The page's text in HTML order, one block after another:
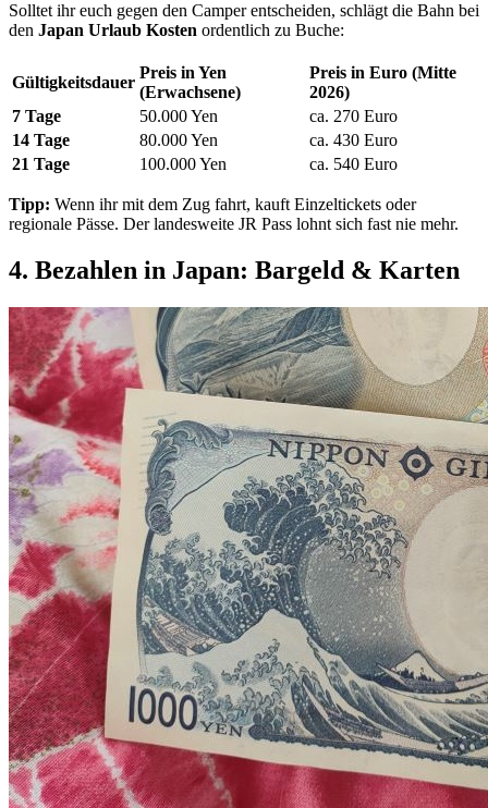
Solltet ihr euch gegen den Camper entscheiden, schlägt die Bahn bei
den Japan Urlaub Kosten ordentlich zu Buche:
Gültigkeitsdauer
Preis in Yen
(Erwachsene)
Preis in Euro (Mitte
2026)
7 Tage
50.000 Yen
ca. 270 Euro
14 Tage
80.000 Yen
ca. 430 Euro
21 Tage
100.000 Yen ca. 540 Euro
Tipp: Wenn ihr mit dem Zug fahrt, kauft Einzeltickets oder
regionale Pässe. Der landesweite JR Pass lohnt sich fast nie mehr.
4. Bezahlen in Japan: Bargeld & Karten